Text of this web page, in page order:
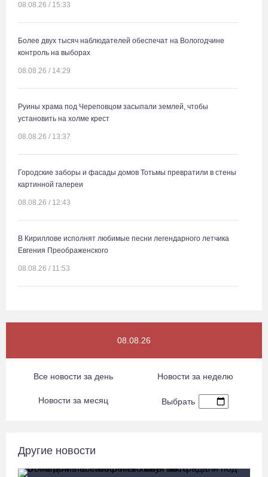
08.08.26 / 15:33
Более двух тысяч наблюдателей обеспечат на Вологодчине
контроль на выборах
08.08.26 / 14:29
Руины храма под Череповцом засыпали землей, чтобы
установить на холме крест
08.08.26 / 13:37
Городские заборы и фасады домов Тотьмы превратили в стены
картинной галереи
08.08.26 / 12:43
В Кириллове исполнят любимые песни легендарного летчика
Евгения Преображенского
08.08.26 / 11:53
грузинского монастыря
08.08.26 / 10:41
любителей бега
08.08.26
Все новости за день Новости за неделю
Новости за месяц Выбрать
Другие новости